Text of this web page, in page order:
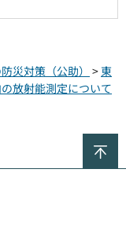
災対策（公助） > 東
放射能測定について